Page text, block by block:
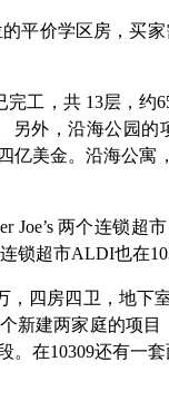
的平价学区房，买
完工，共 13层，约
外，沿海公园
亿美金。沿海公寓
Joe’s 两个连锁超
锁超市ALDI也在
，四房四卫，地下
新建两家庭的项目
。在10309还有一